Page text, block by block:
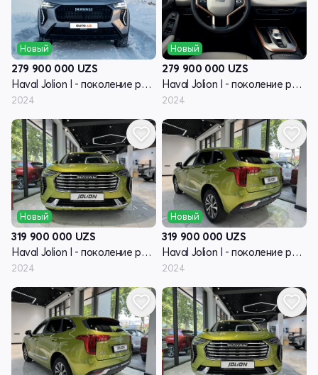
Новый
279 900 000 UZS
Haval Jolion I - поколение рестайлинг
2024
Новый
279 900 000 UZS
Haval Jolion I - поколение рестайлинг
2024
Новый
319 900 000 UZS
Haval Jolion I - поколение рестайлинг
2024
Новый
319 900 000 UZS
Haval Jolion I - поколение рестайлинг
2024